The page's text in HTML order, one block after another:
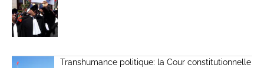
Transhumance politique: la Cour constitutionnelle